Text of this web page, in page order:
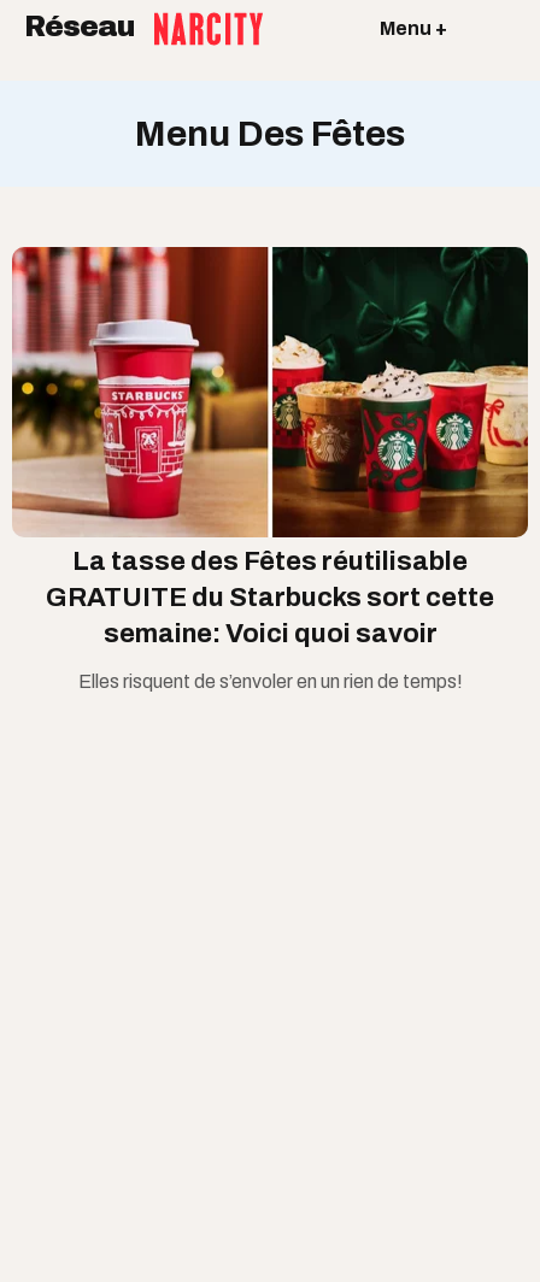
Réseau Menu +
Menu Des Fêtes
La tasse des Fêtes réutilisable
GRATUITE du Starbucks sort cette
semaine: Voici quoi savoir
Elles risquent de s’envoler en un rien de temps!